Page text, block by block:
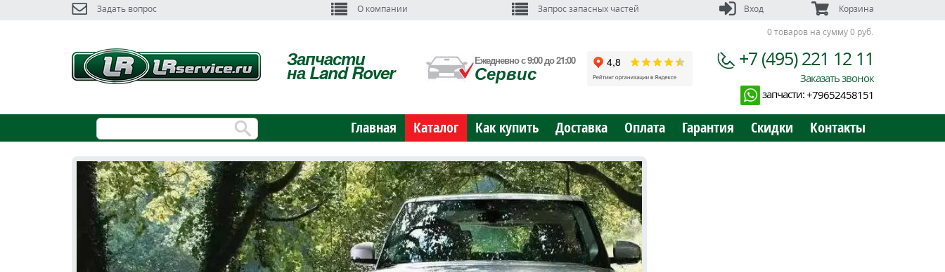
Задать вопрос О компании Запрос запасных частей
Корзина
0 товаров на сумму 0 руб.
Вход
Запчасти
на Land Rover
Ежедневно с 9:00 до 21:00
Сервис
+7 (495) 221 12 11
Заказать звонок
запчасти:+79652458151
Главная Каталог Как купить Доставка Оплата Гарантия Скидки Контакты